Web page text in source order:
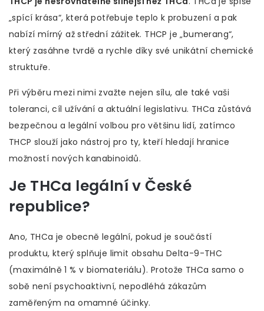
„spící krása“, která potřebuje teplo k probuzení a pak
nabízí mírný až střední zážitek. THCP je „bumerang“,
který zasáhne tvrdě a rychle díky své unikátní chemické
struktuře.
Při výběru mezi nimi zvažte nejen sílu, ale také vaši
toleranci, cíl užívání a aktuální legislativu. THCa zůstává
bezpečnou a legální volbou pro většinu lidí, zatímco
THCP slouží jako nástroj pro ty, kteří hledají hranice
možností nových kanabinoidů.
Je THCa legální v České
republice?
Ano, THCa je obecně legální, pokud je součástí
produktu, který splňuje limit obsahu Delta-9-THC
(maximálně 1 % v biomateriálu). Protože THCa samo o
sobě není psychoaktivní, nepodléhá zákazům
zaměřeným na omamné účinky.